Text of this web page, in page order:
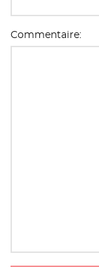
Commentaire: